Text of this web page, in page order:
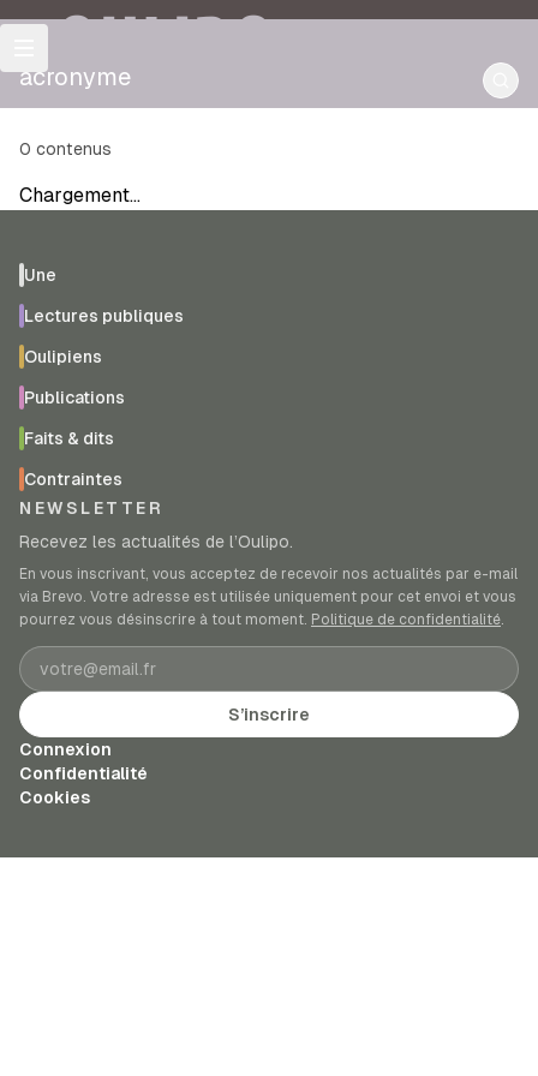
OULIPO
acronyme
0 contenus
Chargement…
Une
Lectures publiques
Oulipiens
Publications
Faits & dits
Contraintes
NEWSLETTER
Recevez les actualités de l’Oulipo.
En vous inscrivant, vous acceptez de recevoir nos actualités par e-mail
via Brevo. Votre adresse est utilisée uniquement pour cet envoi et vous
pourrez vous désinscrire à tout moment. Politique de confidentialité.
Adresse e-mail
S’inscrire
Connexion
Confidentialité
Cookies